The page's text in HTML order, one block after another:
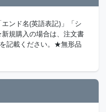
ンド名(英語表記)」「シ
規購入の場合は、注文書
記載ください。★無形品